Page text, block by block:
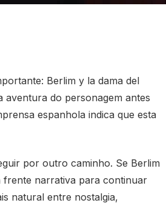
Berlim y la dama del
aventura do personagem antes
espanhola indica que esta
por outro caminho. Se Berlim
frente narrativa para continuar
natural entre nostalgia,